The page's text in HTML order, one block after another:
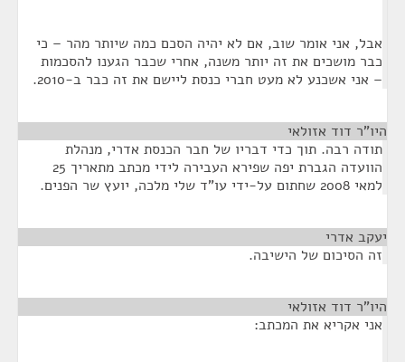
אבל, אני אומר שוב, אם לא יהיה הסכם כמה שיותר מהר – כי
כבר מושכים את זה יותר משנה, אחרי שכבר הגענו להסכמות
– אני אשכנע לא מעט חברי כנסת ליישם את זה כבר ב-2010.
היו"ר דוד אזולאי
תודה רבה. תוך כדי דבריו של חבר הכנסת אדרי, מנהלת
הוועדה הגברת יפה שפירא העבירה לידי מכתב מתאריך 25
למאי 2008 שחתום על-ידי עו"ד שלי מלכה, יועץ שר הפנים.
יעקב אדרי
זה הסיכום של הישיבה.
היו"ר דוד אזולאי
אני אקריא את המכתב: